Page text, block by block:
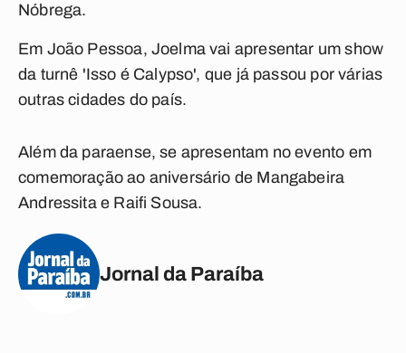
Nóbrega.
Em João Pessoa, Joelma vai apresentar um show
da turnê 'Isso é Calypso', que já passou por várias
outras cidades do país.
Além da paraense, se apresentam no evento em
comemoração ao aniversário de Mangabeira
Andressita e Raifi Sousa.
Jornal da Paraíba